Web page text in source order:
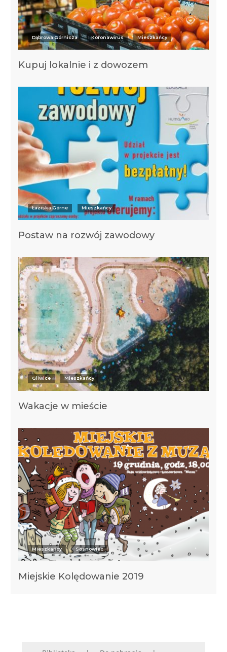
Dąbrowa Górnicza Koronawirus Mieszkańcy
Kupuj lokalnie i z dowozem
Łaziska Górne Mieszkańcy
Postaw na rozwój zawodowy
Gliwice Mieszkańcy
Wakacje w mieście
Mieszkańcy Sosnowiec
Miejskie Kolędowanie 2019